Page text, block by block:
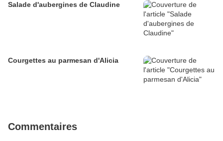
Salade d'aubergines de Claudine
Courgettes au parmesan d'Alicia
Commentaires